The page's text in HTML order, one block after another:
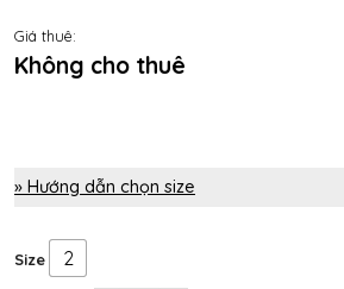
Giá thuê:
Không cho thuê
» Hướng dẫn chọn size
Size 2